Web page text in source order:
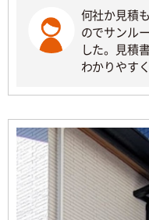
何社か見積
のでサンル
した。見積
わかりやす